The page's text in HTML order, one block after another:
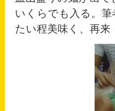
いくらでも入る。筆
たい程美味く、再